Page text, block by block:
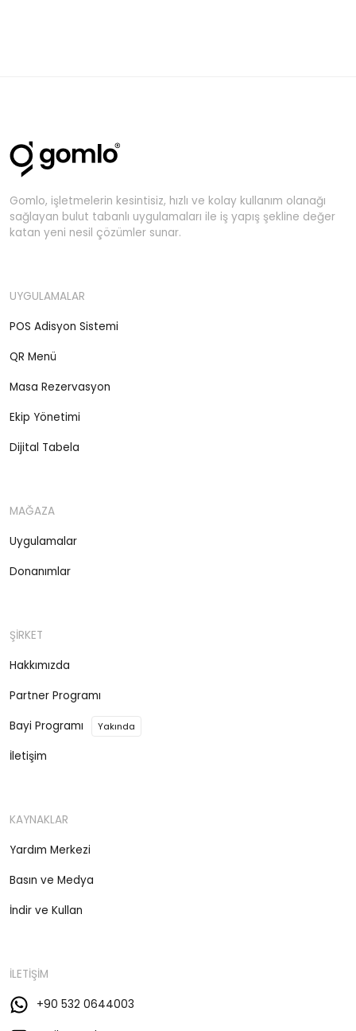
Gomlo, işletmelerin kesintisiz, hızlı ve kolay kullanım olanağı
sağlayan bulut tabanlı uygulamaları ile iş yapış şekline değer
katan yeni nesil çözümler sunar.
UYGULAMALAR
POS Adisyon Sistemi
QR Menü
Masa Rezervasyon
Ekip Yönetimi
Dijital Tabela
MAĞAZA
Uygulamalar
Donanımlar
ŞİRKET
Hakkımızda
Partner Programı
Bayi Programı
Yakında
İletişim
KAYNAKLAR
Yardım Merkezi
Basın ve Medya
İndir ve Kullan
İLETİŞİM
+90 532 0644003